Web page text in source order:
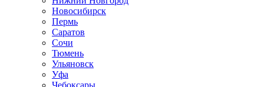
Новосибирск
Пермь
Саратов
Сочи
Тюмень
Ульяновск
Уфа
Чебоксары